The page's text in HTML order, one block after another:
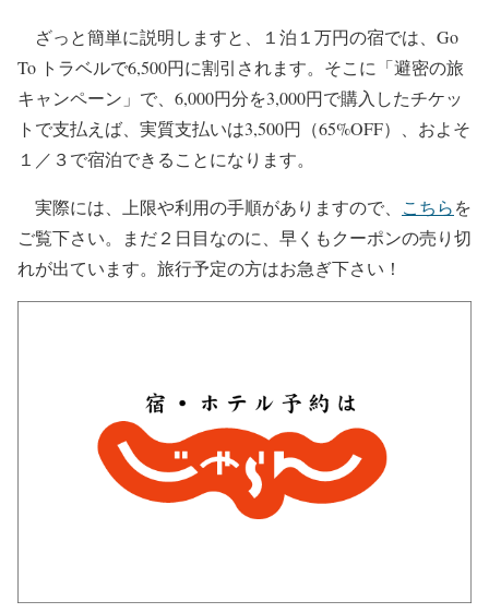
ざっと簡単に説明しますと、１泊１万円の宿では、Go
To トラベルで6,500円に割引されます。そこに「避密の旅
キャンペーン」で、6,000円分を3,000円で購入したチケッ
トで支払えば、実質支払いは3,500円（65%OFF）、およそ
１／３で宿泊できることになります。
実際には、上限や利用の手順がありますので、 こちらを
ご覧下さい。まだ２日目なのに、早くもクーポンの売り切
れが出ています。旅行予定の方はお急ぎ下さい！